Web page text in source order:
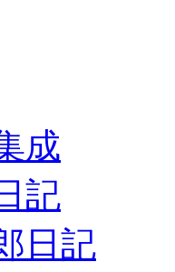
成
記
日記